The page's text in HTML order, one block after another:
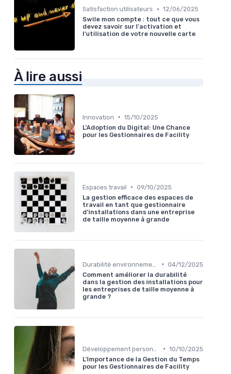
Satisfaction utilisateurs • 12/06/2025
Swile mon compte : tout ce que vous
devez savoir sur l'activation et
l'utilisation de votre nouvelle carte
À lire aussi
Innovation • 15/10/2025
L'Adoption du Digital: Une Chance
pour les Gestionnaires de Facility
Espaces travail • 09/10/2025
La gestion efficace des espaces de
travail en tant que gestionnaire
d'installations dans une entreprise
de taille moyenne à grande
• 04/12/2025
Comment améliorer la durabilité
dans la gestion des installations pour
les entreprises de taille moyenne à
grande ?
• 10/10/2025
L'Importance de la Gestion du Temps
pour les Gestionnaires de Facility